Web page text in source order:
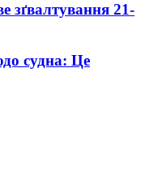
зґвалтування 21-
судна: Це